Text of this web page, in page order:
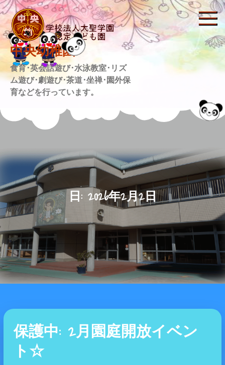
Skip
to
content
中央幼稚園
食育･英会話遊び･水泳教室･リズ
ム遊び･劇遊び･茶道･坐禅･園外保
育などを行っています。
日: 2026年2月2日
保護中: 2月園庭開放イベン
ト☆